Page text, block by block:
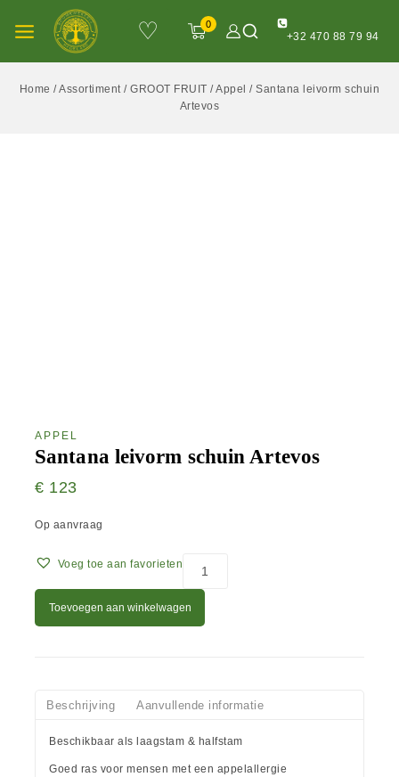
♡ 0
+32 470 88 79 94
Home /Assortiment / GROOT FRUIT /Appel / Santana leivorm schuin
Artevos
APPEL
Santana leivorm schuin Artevos
€ 123
Op aanvraag
Voeg toe aan favorieten
Toevoegen aan winkelwagen
Beschrijving Aanvullende informatie
Beschikbaar als laagstam & halfstam
Goed ras voor mensen met een appelallergie